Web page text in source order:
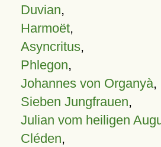
Duvian,
Harmoët,
Asyncritus,
Phlegon,
Johannes von Organyà,
Sieben Jungfrauen,
Julian vom heiligen
Cléden,